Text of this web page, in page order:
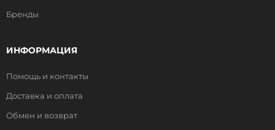
Бренды
ИНФОРМАЦИЯ
Помощь и контакты
Доставка и оплата
Обмен и возврат